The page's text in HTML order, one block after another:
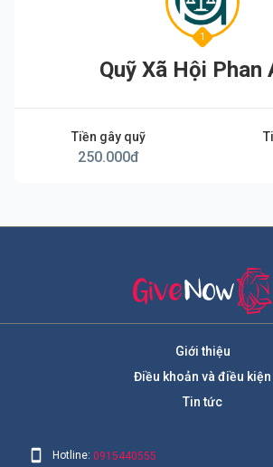
1
Quỹ Xã Hội Phan
Tiền gây quỹ
250.000đ
Giới thiệu
Điều khoản và điều kiện
Tin tức
Hotline:0915440555